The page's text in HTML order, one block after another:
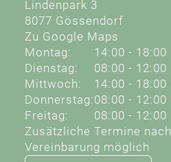
Lindenpark 3
8077 Gössendorf
Zu Google Maps
Montag:
Dienstag:
Mittwoch:
Donnerstag:
Freitag:
14:00 - 18:00
08:00 - 12:00
14:00 - 18:00
08:00 - 12:00
08:00 - 12:00
Zusätzliche Termine nach
Vereinbarung möglich